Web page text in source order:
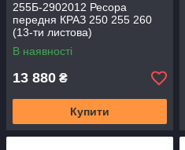
255Б-2902012 Ресора
передня КРАЗ 250 255 260
(13-ти листова)
В наявності
13 880 ₴
Купити